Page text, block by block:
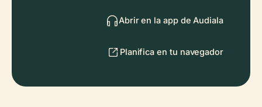
Abrir en la app de Audiala
Planifica en tu navegador